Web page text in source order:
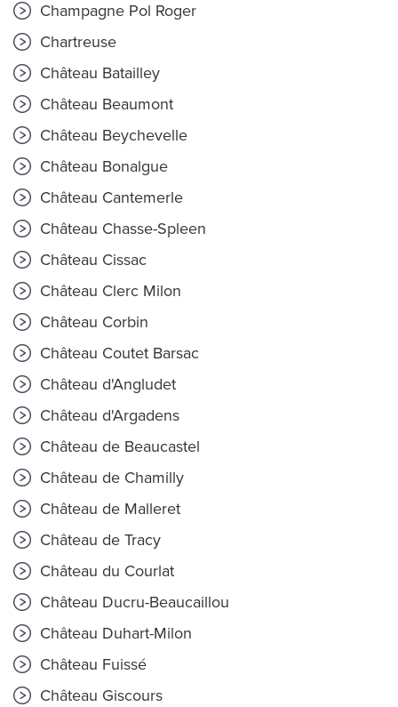
Champagne Pol Roger
Chartreuse
Château Batailley
Château Beaumont
Château Beychevelle
Château Bonalgue
Château Cantemerle
Château Chasse-Spleen
Château Cissac
Château Clerc Milon
Château Corbin
Château Coutet Barsac
Château d'Angludet
Château d'Argadens
Château de Beaucastel
Château de Chamilly
Château de Malleret
Château de Tracy
Château du Courlat
Château Ducru-Beaucaillou
Château Duhart-Milon
Château Fuissé
Château Giscours